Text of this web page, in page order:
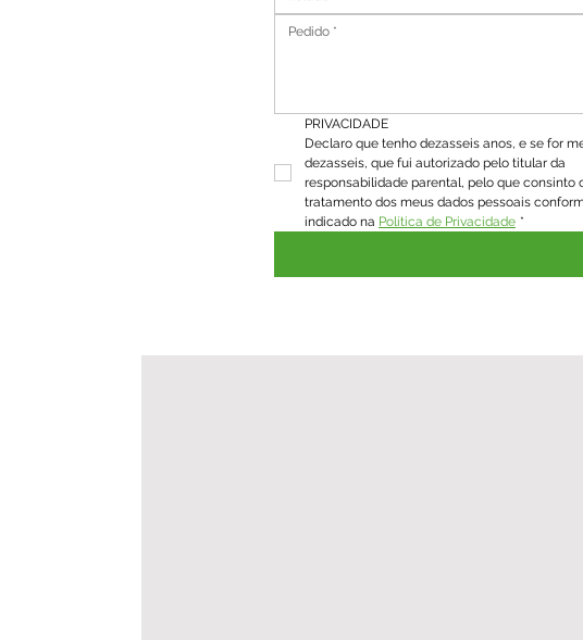
PRIVACIDADE
Declaro que tenho dezasseis anos, e se for
dezasseis, que fui autorizado pelo titular da
responsabilidade parental, pelo que consinto
tratamento dos meus dados pessoais
indicado na Política de Privacidade *